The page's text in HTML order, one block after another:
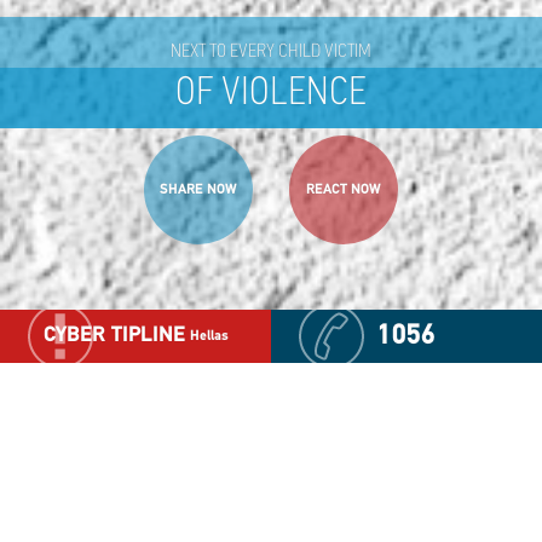
NEXT TO EVERY CHILD VICTIM
OF VIOLENCE
SHARE NOW REACT NOW
CYBER TIPLINE Hellas 1056